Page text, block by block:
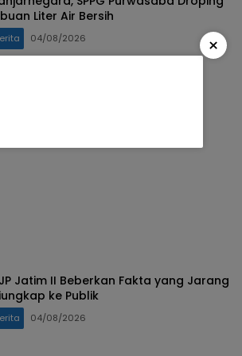
Liter Air Bersih
04/08/2026
Jatim II Beberkan Fakta yang Jarang
ke Publik
04/08/2026
×